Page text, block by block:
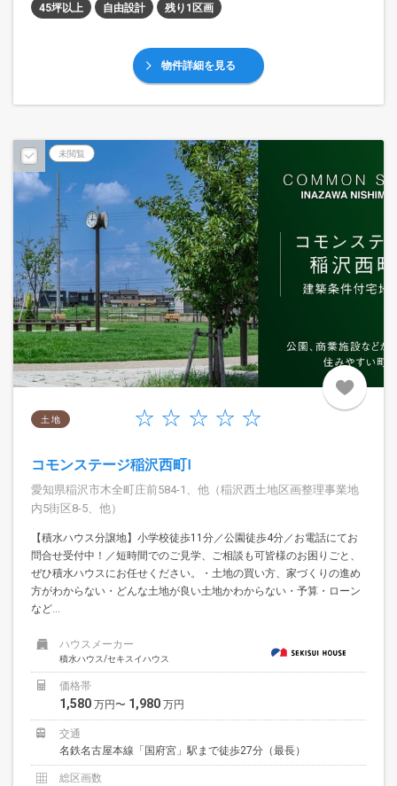
45坪以上 自由設計 残り1区画
物件詳細を見る
未閲覧
土 地
コモンステージ稲沢西町Ⅰ
愛知県稲沢市木全町庄前584-1、他（稲沢西土地区画整理事業地
内5街区8-5、他）
【積水ハウス分譲地】小学校徒歩11分／公園徒歩4分／お電話にてお
問合せ受付中！／短時間でのご見学、ご相談も可皆様のお困りごと、
ぜひ積水ハウスにお任せください。・土地の買い方、家づくりの進め
方がわからない・どんな土地が良い土地かわからない・予算・ローン
など...
ハウスメーカー
積水ハウス/セキスイハウス
価格帯
1,580 万円〜 1,980 万円
交通
名鉄名古屋本線「国府宮」駅まで徒歩27分（最長）
総区画数